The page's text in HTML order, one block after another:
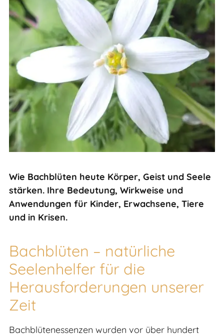
Wie Bachblüten heute Körper, Geist und Seele
stärken. Ihre Bedeutung, Wirkweise und
Anwendungen für Kinder, Erwachsene, Tiere
und in Krisen.
Bachblüten – natürliche
Seelenhelfer für die
Herausforderungen unserer
Zeit
Bachblütenessenzen wurden vor über hundert